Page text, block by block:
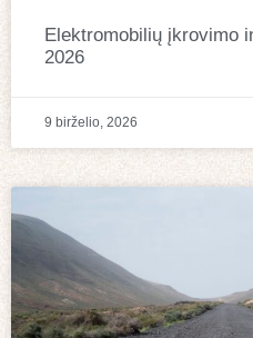
Elektromobilių įkrovimo
2026
9 birželio, 2026